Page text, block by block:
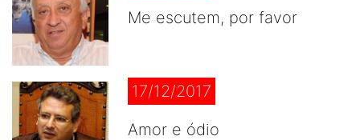
Me escutem, por favor
17/12/2017
Amor e ódio